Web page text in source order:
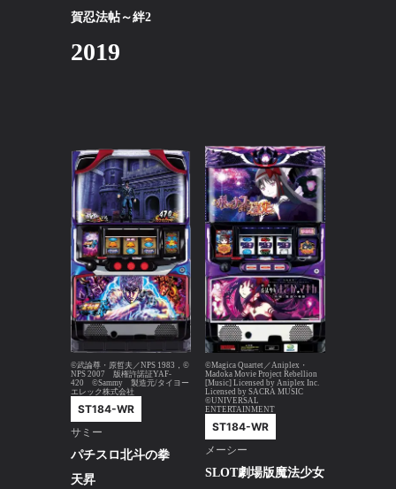
賀忍法帖～絆2
2019
©武論尊・原哲夫／NPS 1983，©
NPS 2007 版権許諾証YAF-
420 ©Sammy 製造元/タイヨー
エレック株式会社
ST184-WR
サミー
パチスロ北斗の拳
天昇
©Magica Quartet／Aniplex・
Madoka Movie Project Rebellion
[Music] Licensed by Aniplex Inc.
Licensed by SACRA MUSIC
©UNIVERSAL
ENTERTAINMENT
ST184-WR
メーシー
SLOT劇場版魔法少女